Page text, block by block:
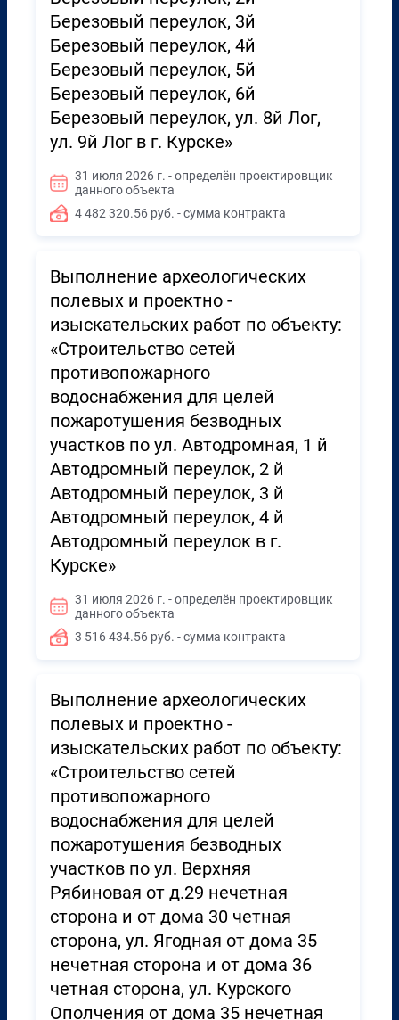
Березовый переулок, 3й
Березовый переулок, 4й
Березовый переулок, 5й
Березовый переулок, 6й
Березовый переулок, ул. 8й Лог,
ул. 9й Лог в г. Курске»
31 июля 2026 г. - определён проектировщик
данного объекта
4 482 320.56 руб. - сумма контракта
Выполнение археологических
полевых и проектно -
изыскательских работ по объекту:
«Строительство сетей
противопожарного
водоснабжения для целей
пожаротушения безводных
участков по ул. Автодромная, 1 й
Автодромный переулок, 2 й
Автодромный переулок, 3 й
Автодромный переулок, 4 й
Автодромный переулок в г.
Курске»
31 июля 2026 г. - определён проектировщик
данного объекта
3 516 434.56 руб. - сумма контракта
Выполнение археологических
полевых и проектно -
изыскательских работ по объекту:
«Строительство сетей
противопожарного
водоснабжения для целей
пожаротушения безводных
участков по ул. Верхняя
Рябиновая от д.29 нечетная
сторона и от дома 30 четная
сторона, ул. Ягодная от дома 35
нечетная сторона и от дома 36
четная сторона, ул. Курского
Ополчения от дома 35 нечетная